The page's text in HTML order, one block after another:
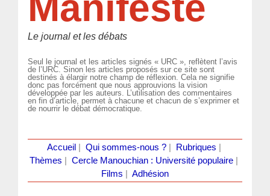
Le journal et les débats
Seul le journal et les articles signés « URC », reflètent l’avis
de l’URC. Sinon les articles proposés sur ce site sont
destinés à élargir notre champ de réflexion. Cela ne signifie
donc pas forcément que nous approuvions la vision
développée par les auteurs. L’utilisation des commentaires
en fin d’article, permet à chacune et chacun de s’exprimer et
de nourrir le débat démocratique.
Accueil Qui sommes-nous ?| Rubriques
Thèmes
Cercle Manouchian : Université populaire
Films
Adhésion